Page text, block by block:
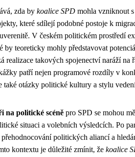
zda by koalice SPD mohla vzniknout
které sdílejí podobné postoje k
V českém politickém prostředí
by teoreticky mohly představovat
realizace takových spojenectví naráží na
patří nejen programové rozdíly v
také otázky politické kultury a stylu
na politické scéně pro SPD se mohou
situaci a volebních výsledcích. Po
politických aliancí a
kontextu je důležité zmínit, že koalice